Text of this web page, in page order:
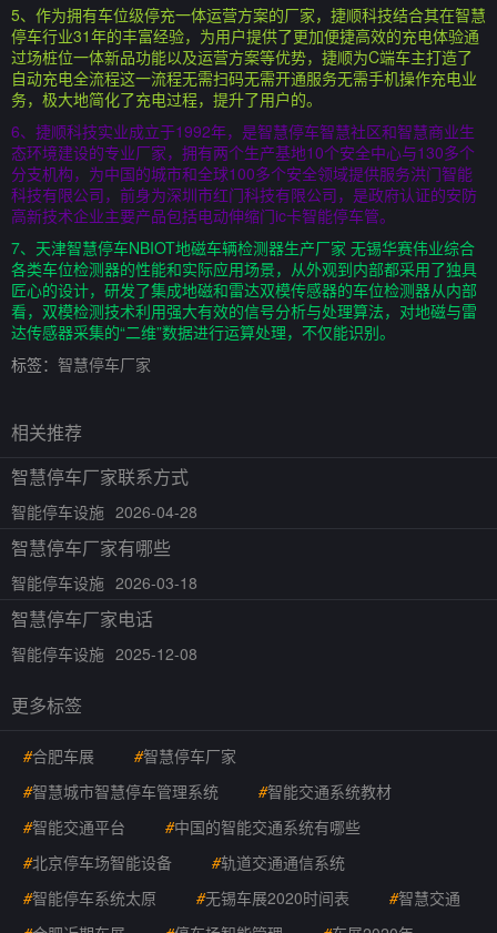
5、作为拥有车位级停充一体运营方案的厂家，捷顺科技结合其在智慧
停车行业31年的丰富经验，为用户提供了更加便捷高效的充电体验通
过场桩位一体新品功能以及运营方案等优势，捷顺为C端车主打造了
自动充电全流程这一流程无需扫码无需开通服务无需手机操作充电业
务，极大地简化了充电过程，提升了用户的。
6、捷顺科技实业成立于1992年，是智慧停车智慧社区和智慧商业生
态环境建设的专业厂家，拥有两个生产基地10个安全中心与130多个
分支机构，为中国的城市和全球100多个安全领域提供服务洪门智能
科技有限公司，前身为深圳市红门科技有限公司，是政府认证的安防
高新技术企业主要产品包括电动伸缩门ic卡智能停车管。
7、天津智慧停车NBIOT地磁车辆检测器生产厂家 无锡华赛伟业综合
各类车位检测器的性能和实际应用场景，从外观到内部都采用了独具
匠心的设计，研发了集成地磁和雷达双模传感器的车位检测器从内部
看，双模检测技术利用强大有效的信号分析与处理算法，对地磁与雷
达传感器采集的“二维”数据进行运算处理，不仅能识别。
标签： 智慧停车厂家
相关推荐
智慧停车厂家联系方式
智能停车设施 2026-04-28
智慧停车厂家有哪些
智能停车设施 2026-03-18
智慧停车厂家电话
智能停车设施 2025-12-08
更多标签
#合肥车展 #智慧停车厂家
#智慧城市智慧停车管理系统 #智能交通系统教材
#智能交通平台 #中国的智能交通系统有哪些
#北京停车场智能设备 #轨道交通通信系统
#智能停车系统太原 #无锡车展2020时间表 #智慧交通